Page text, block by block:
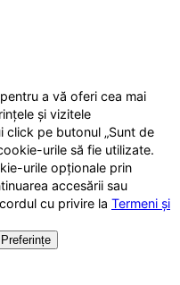
a vă oferi cea mai
și vizitele
click pe butonul „Sunt de
urile să fie utilizate.
urile opționale prin
accesării sau
cu privire la Termeni și
Preferințe